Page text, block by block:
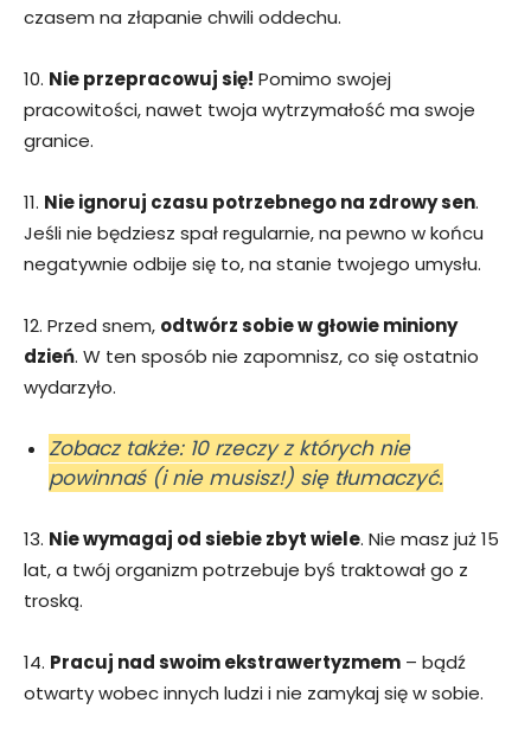
czasem na złapanie chwili oddechu.
10. Nie przepracowuj się! Pomimo swojej
pracowitości, nawet twoja wytrzymałość ma swoje
granice.
11. Nie ignoruj czasu potrzebnego na zdrowy sen.
Jeśli nie będziesz spał regularnie, na pewno w końcu
negatywnie odbije się to, na stanie twojego umysłu.
12. Przed snem, odtwórz sobie w głowie miniony
dzień. W ten sposób nie zapomnisz, co się ostatnio
wydarzyło.
Zobacz także: 10 rzeczy z których nie
powinnaś (i nie musisz!) się tłumaczyć.
13. Nie wymagaj od siebie zbyt wiele. Nie masz już 15
lat, a twój organizm potrzebuje byś traktował go z
troską.
14. Pracuj nad swoim ekstrawertyzmem – bądź
otwarty wobec innych ludzi i nie zamykaj się w sobie.